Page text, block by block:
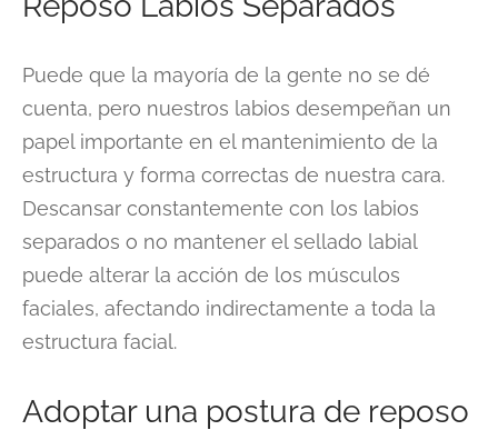
Puede que la mayoría de la gente no se dé
cuenta, pero nuestros labios desempeñan un
papel importante en el mantenimiento de la
estructura y forma correctas de nuestra cara.
Descansar constantemente con los labios
separados o no mantener el sellado labial
puede alterar la acción de los músculos
faciales, afectando indirectamente a toda la
estructura facial.
Adoptar una postura de reposo